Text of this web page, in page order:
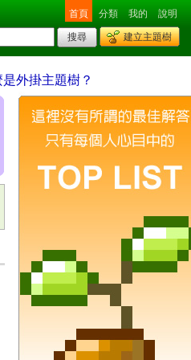
首頁 分類 我的 說明
建立主題樹
外掛主題樹？